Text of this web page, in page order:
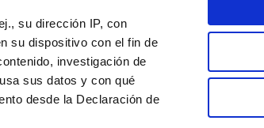
su dirección IP, con
su dispositivo con el fin de
investigación de
sus datos y con qué
desde la Declaración de